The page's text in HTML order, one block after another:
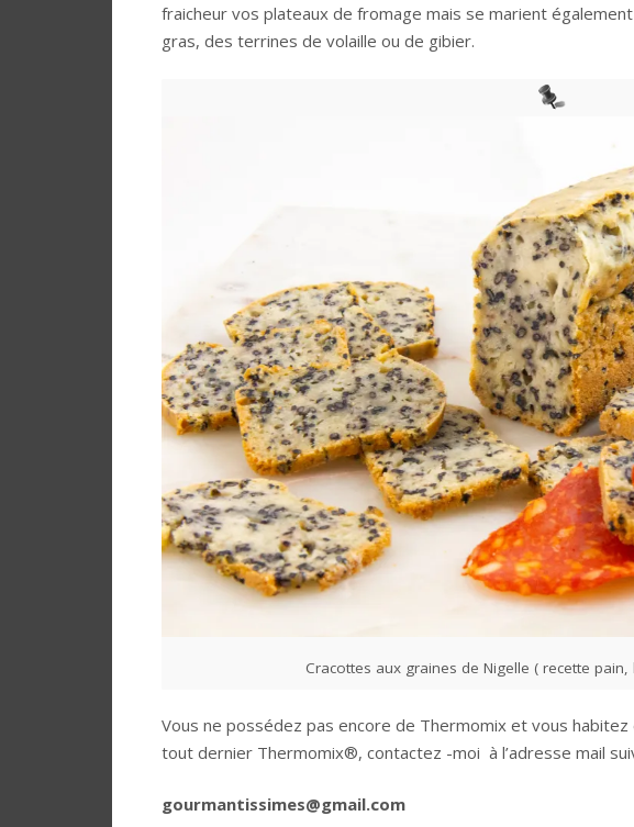
fraicheur vos plateaux de fromage mais se marient
gras, des terrines de volaille ou de gibier.
Cracottes aux graines de Nigelle ( recette
Vous ne possédez pas encore de Thermomix et vous
tout dernier Thermomix®, contactez -moi à l’adresse mail
gourmantissimes@gmail.com